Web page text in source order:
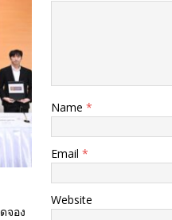
Name *
Email *
Website
จอง